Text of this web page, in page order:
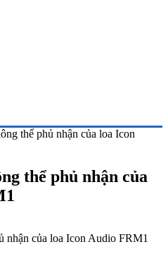
thể phủ nhận của loa Icon
thể phủ nhận của